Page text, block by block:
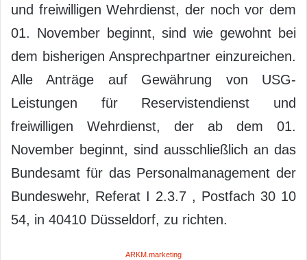
und freiwilligen Wehrdienst, der noch vor dem
01. November beginnt, sind wie gewohnt bei
dem bisherigen Ansprechpartner einzureichen.
Alle Anträge auf Gewährung von USG-
Leistungen für Reservistendienst und
freiwilligen Wehrdienst, der ab dem 01.
November beginnt, sind ausschließlich an das
Bundesamt für das Personalmanagement der
Bundeswehr, Referat I 2.3.7 , Postfach 30 10
54, in 40410 Düsseldorf, zu richten.
ARKM.marketing